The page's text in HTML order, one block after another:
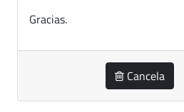
Gracias.
Cancela